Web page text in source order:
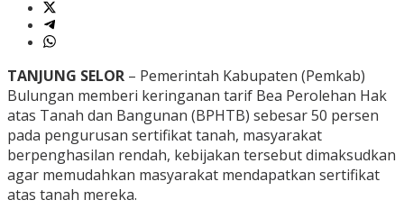
TANJUNG SELOR – Pemerintah Kabupaten (Pemkab)
Bulungan memberi keringanan tarif Bea Perolehan Hak
atas Tanah dan Bangunan (BPHTB) sebesar 50 persen
pada pengurusan sertifikat tanah, masyarakat
berpenghasilan rendah, kebijakan tersebut dimaksudkan
agar memudahkan masyarakat mendapatkan sertifikat
atas tanah mereka.